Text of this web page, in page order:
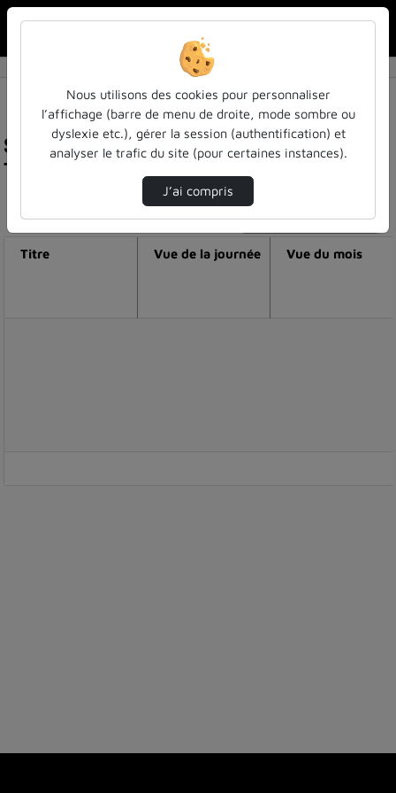
Statistiques de visualisation de la vidéo
Témoignages_master pps aosp.mp4
Modifier la période de visualisation
Titre Vue de la journée Vue du mois
Nous utilisons des cookies pour personnaliser
l’affichage (barre de menu de droite, mode sombre ou
dyslexie etc.), gérer la session (authentification) et
analyser le trafic du site (pour certaines instances).
J’ai compris